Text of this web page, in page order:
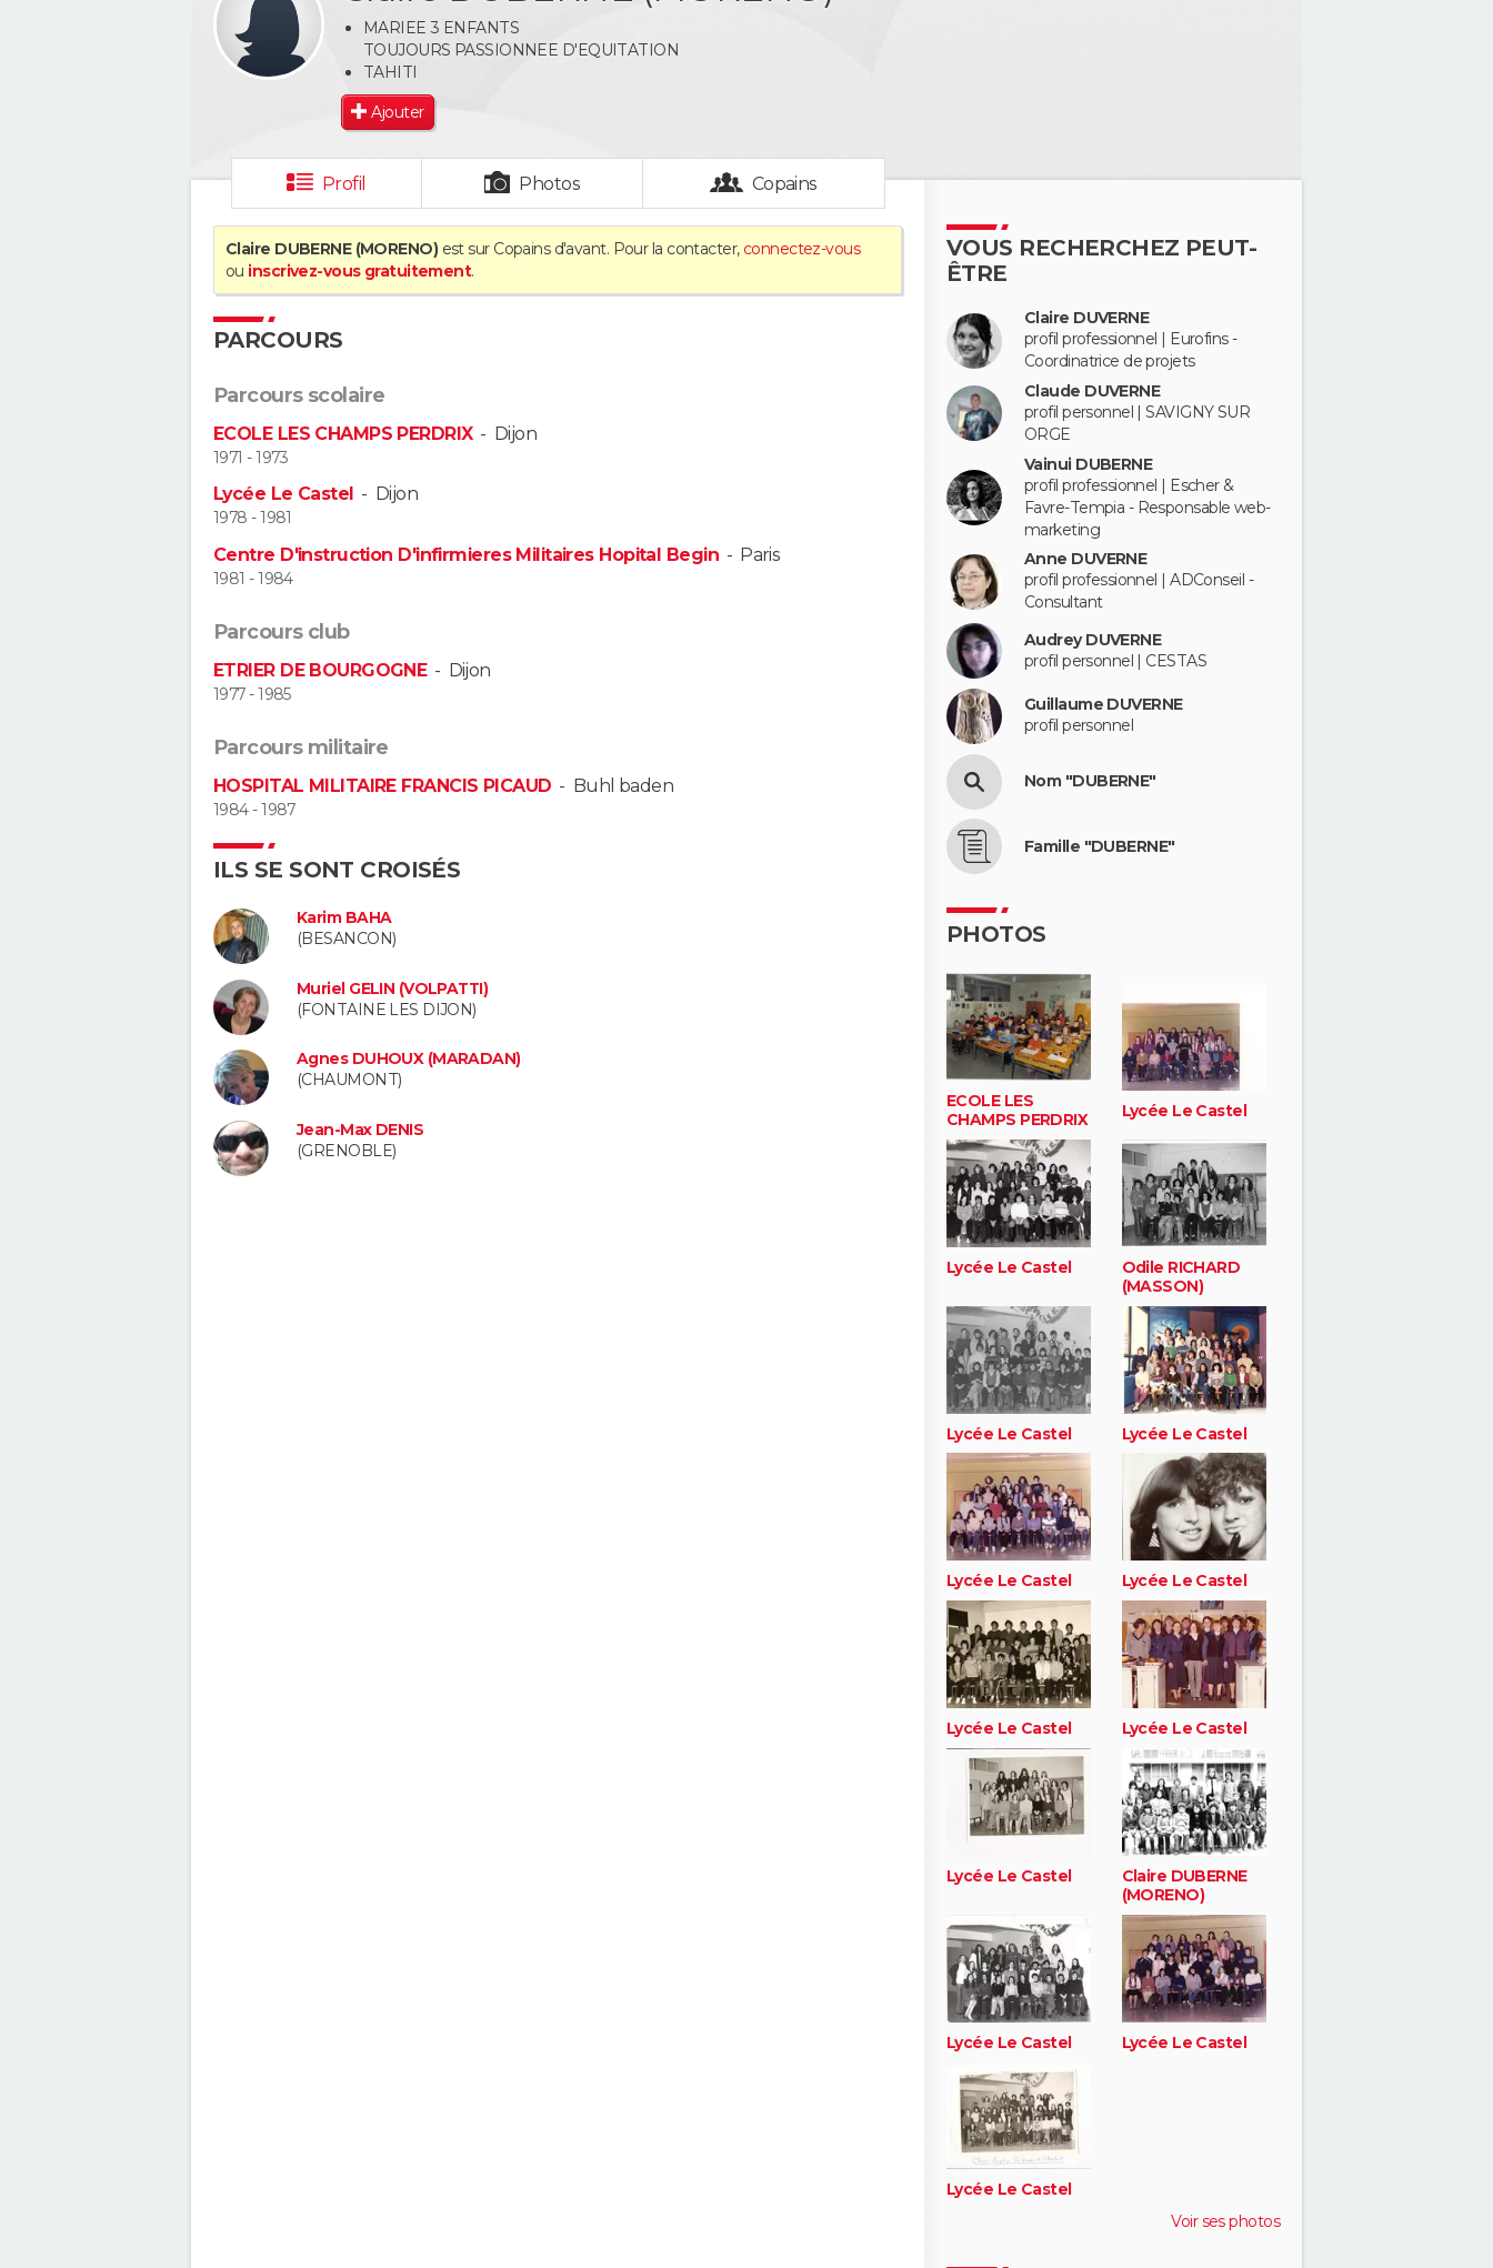
MARIEE 3 ENFANTS
TOUJOURS PASSIONNEE D'EQUITATION
TAHITI
Ajouter
Profil Photos Copains
Claire DUBERNE (MORENO) est sur Copains d'avant. Pour la contacter, connectez-vous
ou inscrivez-vous gratuitement.
PARCOURS
Parcours scolaire
ECOLE LES CHAMPS PERDRIX- Dijon
1971 - 1973
Lycée Le Castel - Dijon
1978 - 1981
Centre D'instruction D'infirmieres Militaires Hopital Begin- Paris
1981 - 1984
Parcours club
ETRIER DE BOURGOGNE- Dijon
1977 - 1985
Parcours militaire
HOSPITAL MILITAIRE FRANCIS PICAUD - Buhl baden
1984 - 1987
ILS SE SONT CROISÉS
Karim BAHA
(BESANCON)
Muriel GELIN (VOLPATTI)
(FONTAINE LES DIJON)
Agnes DUHOUX (MARADAN)
(CHAUMONT)
Jean-Max DENIS
(GRENOBLE)
VOUS RECHERCHEZ PEUT-
ÊTRE
Claire DUVERNE
profil professionnel | Eurofins -
Coordinatrice de projets
Claude DUVERNE
profil personnel | SAVIGNY SUR
ORGE
Vainui DUBERNE
profil professionnel | Escher &
Favre-Tempia - Responsable web-
marketing
Anne DUVERNE
profil professionnel | ADConseil -
Consultant
Audrey DUVERNE
profil personnel | CESTAS
Guillaume DUVERNE
profil personnel
Nom "DUBERNE"
Famille "DUBERNE"
PHOTOS
ECOLE LES
CHAMPS PERDRIX
Lycée Le Castel
Lycée Le Castel
Odile RICHARD
(MASSON)
Lycée Le Castel Lycée Le Castel
Lycée Le Castel Lycée Le Castel
Lycée Le Castel Lycée Le Castel
Lycée Le Castel
Claire DUBERNE
(MORENO)
Lycée Le Castel Lycée Le Castel
Lycée Le Castel
Voir ses photos